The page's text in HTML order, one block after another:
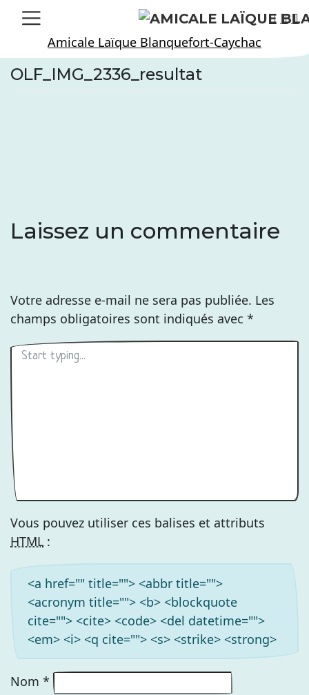
Skip
Amicale Laïque Blanquefort-Caychac
OLF_IMG_2336_resultat
Laissez un commentaire
Votre adresse e-mail ne sera pas publiée. Les
champs obligatoires sont indiqués avec *
Vous pouvez utiliser ces balises et attributs
HTML :
<a href="" title=""> <abbr title="">
<acronym title=""> <b> <blockquote
cite=""> <cite> <code> <del datetime="">
<em> <i> <q cite=""> <s> <strike> <strong>
Nom *